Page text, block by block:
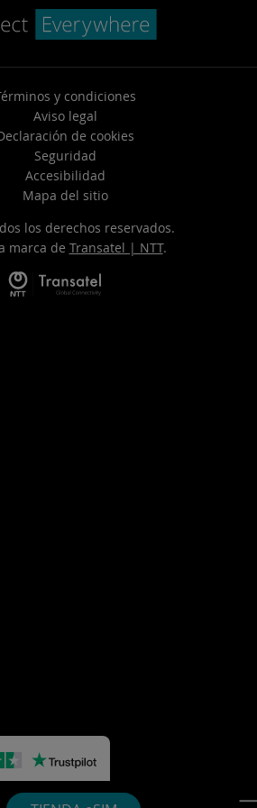
y condiciones
Aviso legal
de cookies
Seguridad
Accesibilidad
Mapa del sitio
los derechos reservados.
marca de Transatel | NTT.